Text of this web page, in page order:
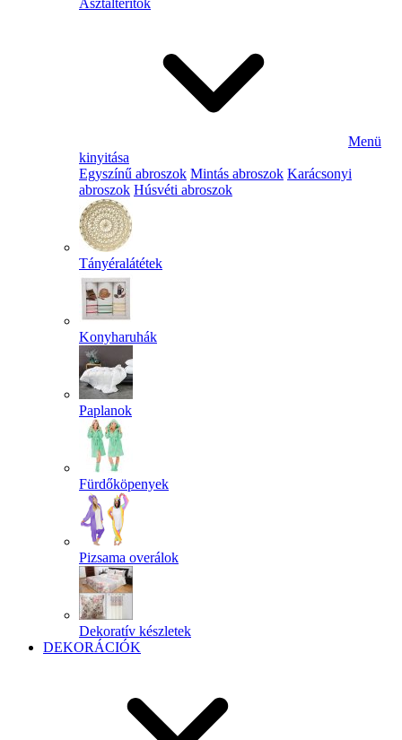
Asztalterítők
Menü
kinyitása
Egyszínű abroszok Mintás abroszok Karácsonyi
abroszok Húsvéti abroszok
Tányéralátétek
Konyharuhák
Paplanok
Fürdőköpenyek
Pizsama overálok
Dekoratív készletek
DEKORÁCIÓK